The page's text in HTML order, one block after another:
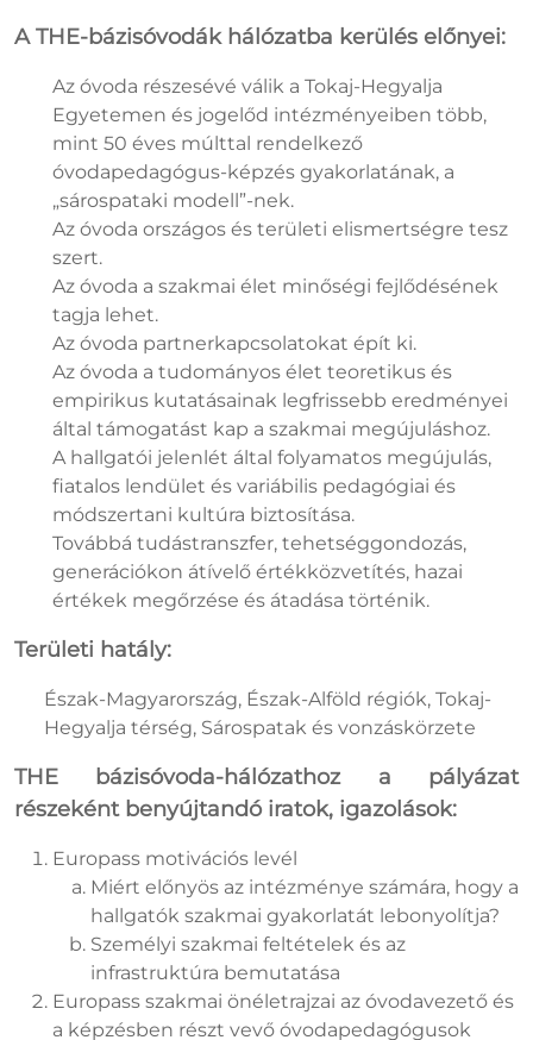
A THE-bázisóvodák hálózatba kerülés előnyei:
Az óvoda részesévé válik a Tokaj-Hegyalja
Egyetemen és jogelőd intézményeiben több,
mint 50 éves múlttal rendelkező
óvodapedagógus-képzés gyakorlatának, a
„sárospataki modell”-nek.
Az óvoda országos és területi elismertségre tesz
szert.
Az óvoda a szakmai élet minőségi fejlődésének
tagja lehet.
Az óvoda partnerkapcsolatokat épít ki.
Az óvoda a tudományos élet teoretikus és
empirikus kutatásainak legfrissebb eredményei
által támogatást kap a szakmai megújuláshoz.
A hallgatói jelenlét által folyamatos megújulás,
fiatalos lendület és variábilis pedagógiai és
módszertani kultúra biztosítása.
Továbbá tudástranszfer, tehetséggondozás,
generációkon átívelő értékközvetítés, hazai
értékek megőrzése és átadása történik.
Területi hatály:
Észak-Magyarország, Észak-Alföld régiók, Tokaj-
Hegyalja térség, Sárospatak és vonzáskörzete
THE bázisóvoda-hálózathoz a pályázat
részeként benyújtandó iratok, igazolások:
Europass motivációs levél
Miért előnyös az intézménye számára, hogy a
hallgatók szakmai gyakorlatát lebonyolítja?
Személyi szakmai feltételek és az
infrastruktúra bemutatása
Europass szakmai önéletrajzai az óvodavezető és
a képzésben részt vevő óvodapedagógusok